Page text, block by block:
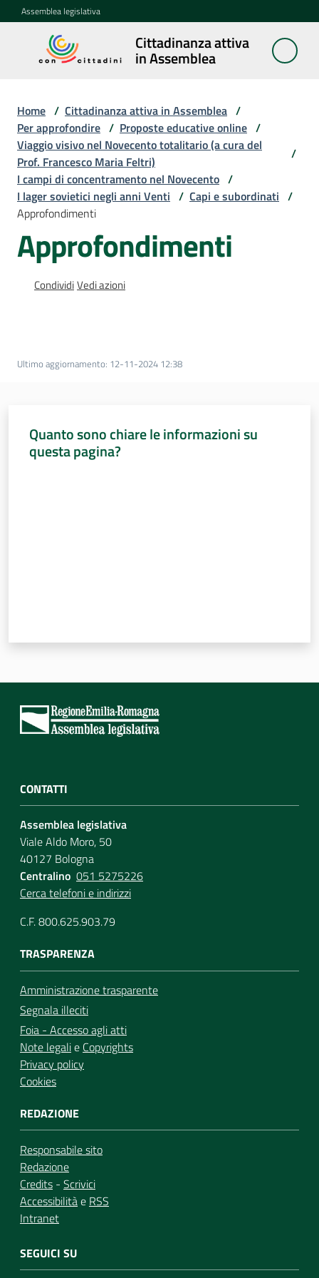
Vai al contenuto
Vai alla navigazione
Vai al footer
Assemblea legislativa
Cittadinanza attiva
in Assemblea
Cittadinanza
attiva in
Concittadini
Porte
aperte
in
Assemblea
itineranti
memoria
Seguici
Attività
Argomenti
Per i cittadini
Home / Cittadinanza attiva in Assemblea /
Per approfondire / Proposte educative online /
Viaggio visivo nel Novecento totalitario (a cura del
Prof. Francesco Maria Feltri)
/
I campi di concentramento nel Novecento /
I lager sovietici negli anni Venti / Capi e subordinati /
Approfondimenti
Approfondimenti
CondividiVedi azioni
Ultimo aggiornamento: 12-11-2024 12:38
Quanto sono chiare le informazioni su
questa pagina?
CONTATTI
Assemblea legislativa
Viale Aldo Moro, 50
40127 Bologna
Centralino 051 5275226
Cerca telefoni e indirizzi
C.F. 800.625.903.79
TRASPARENZA
Amministrazione trasparente
Segnala illeciti
Foia - Accesso agli atti
Note legalie Copyrights
Privacy policy
Cookies
REDAZIONE
Responsabile sito
Redazione
Credits - Scrivici
Accessibilitàe RSS
Intranet
SEGUICI SU